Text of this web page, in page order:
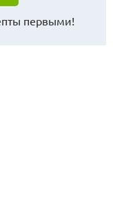
первыми!